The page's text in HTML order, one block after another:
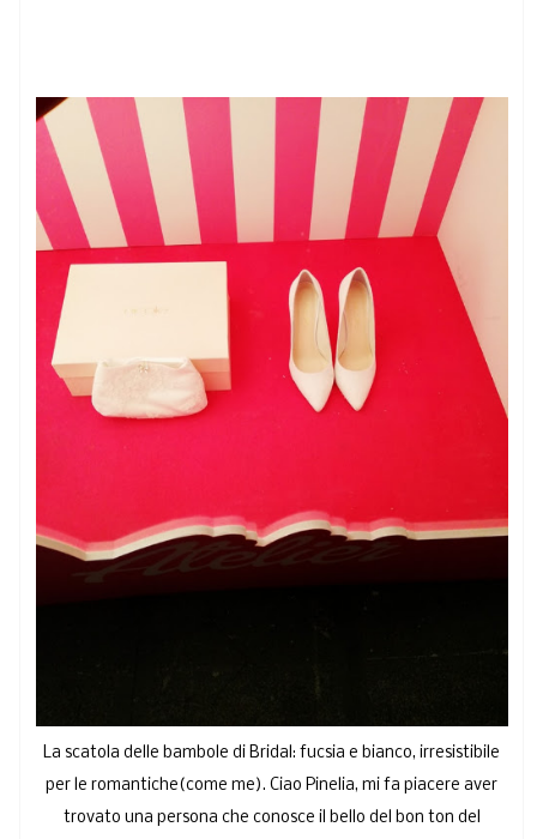
La scatola delle bambole di Bridal: fucsia e bianco, irresistibile
per le romantiche(come me). Ciao Pinelia, mi fa piacere aver
trovato una persona che conosce il bello del bon ton del